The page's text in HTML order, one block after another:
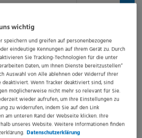
Aktivieren
,Nutzungsbedingungenund
von Cookies von Springermedizin.
in Hoorn:
wichtig
speichern und greifen auf personenbezogene
eindeutige Kennungen auf Ihrem Gerät zu. Durch
Sie Tracking-Technologien für die unter
Daten, um Ihnen Dienste bereitzustellen“
Auswahl von Alle ablehnen oder Widerruf Ihrer
Wenn Tracker deaktiviert sind, sind
möglicherweise nicht mehr so relevant für Sie.
wieder aufrufen, um Ihre Einstellungen zu
zu widerrufen, indem Sie auf den Link
am unteren Rand der Webseite klicken. Ihre
unseres Website. Weitere Informationen finden
Datenschutzerklärung